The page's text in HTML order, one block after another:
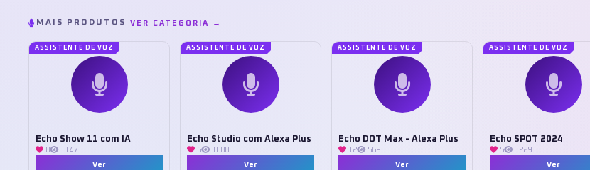
MAIS PRODUTOS VER CATEGORIA →
ASSISTENTE DE VOZ
Echo Show 11 com IA
8
1147
Ver
ASSISTENTE DE VOZ
Echo Studio com Alexa Plus
6
1088
Ver
ASSISTENTE DE VOZ
Echo DOT Max - Alexa Plus
12
569
Ver
ASSISTENTE DE VOZ
Echo SPOT 2024
5
1229
Ver